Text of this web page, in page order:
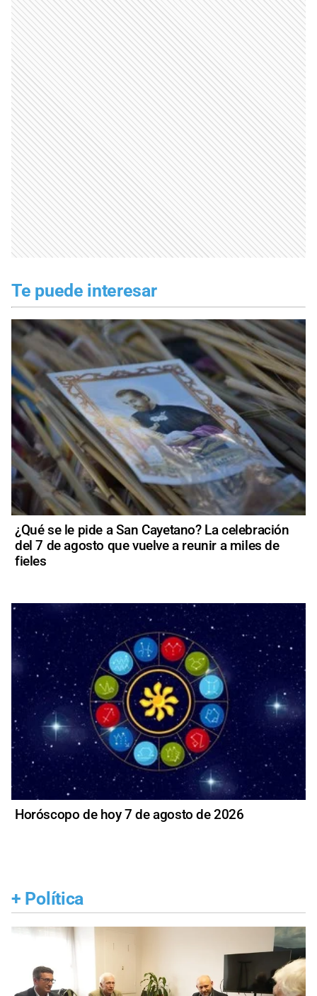
Te puede interesar
¿Qué se le pide a San Cayetano? La celebración
del 7 de agosto que vuelve a reunir a miles de
fieles
Horóscopo de hoy 7 de agosto de 2026
+ Política